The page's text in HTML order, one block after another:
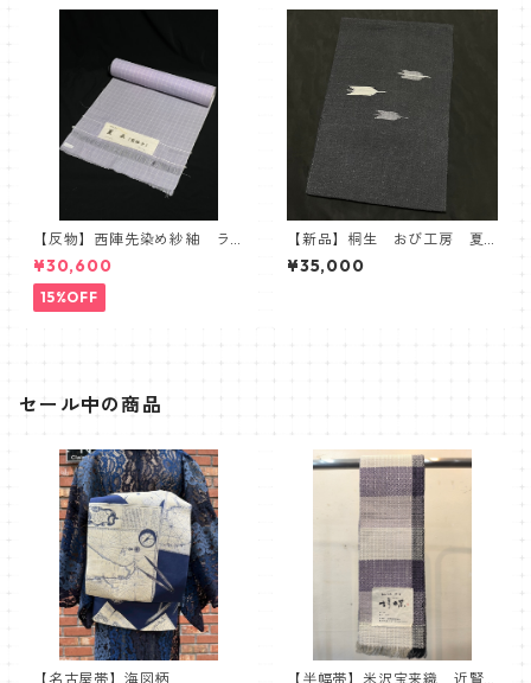
【反物】西陣先染め紗紬 ラ
ベンダー 紗紬 夏衣
¥30,600
15%OFF
【新品】桐生 おび工房 夏
本麻名古屋帯
¥35,000
セール中の商品
【名古屋帯】海図柄
【半幅帯】米沢宝来織 近賢